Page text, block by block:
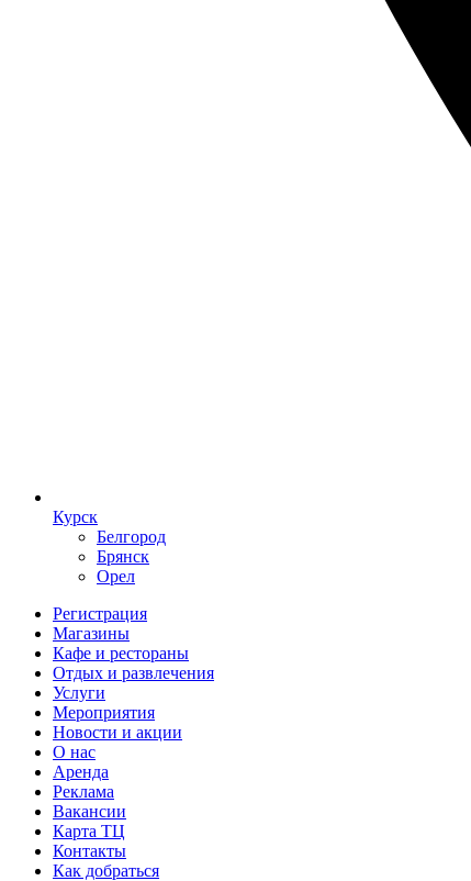
Курск
Белгород
Брянск
Орел
Регистрация
Магазины
Кафе и рестораны
Отдых и развлечения
Услуги
Мероприятия
Новости и акции
О нас
Аренда
Реклама
Вакансии
Карта ТЦ
Контакты
Как добраться